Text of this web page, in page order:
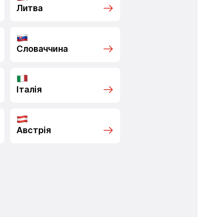
Литва
Словаччина
Італія
Австрія